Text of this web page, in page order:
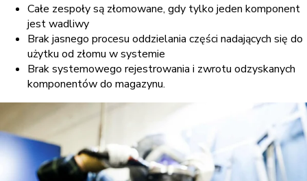
Całe zespoły są złomowane, gdy tylko jeden komponent
jest wadliwy
Brak jasnego procesu oddzielania części nadających się do
użytku od złomu w systemie
Brak systemowego rejestrowania i zwrotu odzyskanych
komponentów do magazynu.